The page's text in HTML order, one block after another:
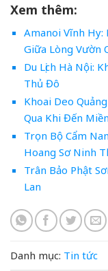
Xem thêm:
Amanoi Vĩnh Hy:
Giữa Lòng Vườn
Du Lịch Hà Nội:
Thủ Đô
Khoai Deo
Qua Khi Đến
Trọn Bộ Cẩm
Hoang Sơ Ninh
Trân Bảo Phật
Lan
Danh mục: Tin tức